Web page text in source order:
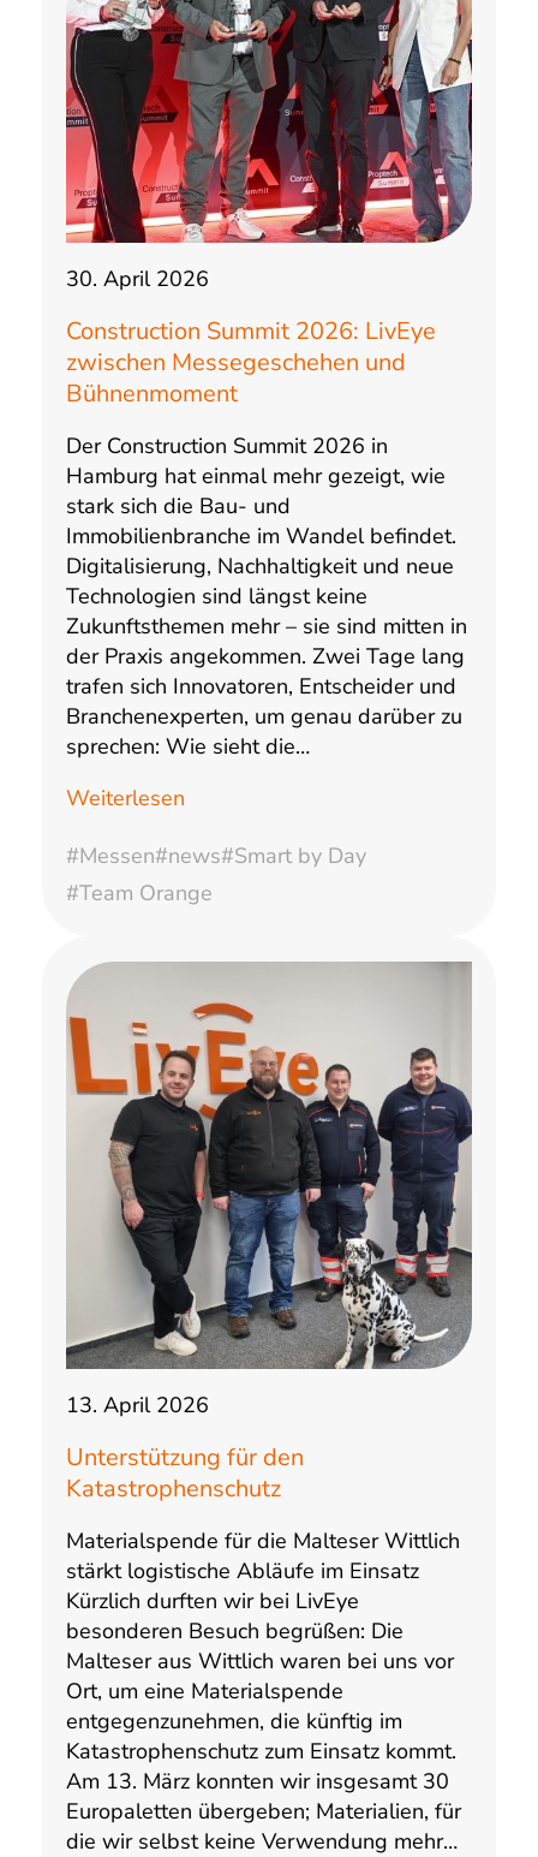
30. April 2026
Construction Summit 2026: LivEye
zwischen Messegeschehen und
Bühnenmoment
Der Construction Summit 2026 in
Hamburg hat einmal mehr gezeigt, wie
stark sich die Bau- und
Immobilienbranche im Wandel befindet.
Digitalisierung, Nachhaltigkeit und neue
Technologien sind längst keine
Zukunftsthemen mehr – sie sind mitten in
der Praxis angekommen. Zwei Tage lang
trafen sich Innovatoren, Entscheider und
Branchenexperten, um genau darüber zu
sprechen: Wie sieht die…
Weiterlesen
#Messen#news#Smart by Day
#Team Orange
13. April 2026
Unterstützung für den
Katastrophenschutz
Materialspende für die Malteser Wittlich
stärkt logistische Abläufe im Einsatz
Kürzlich durften wir bei LivEye
besonderen Besuch begrüßen: Die
Malteser aus Wittlich waren bei uns vor
Ort, um eine Materialspende
entgegenzunehmen, die künftig im
Katastrophenschutz zum Einsatz kommt.
Am 13. März konnten wir insgesamt 30
Europaletten übergeben; Materialien, für
die wir selbst keine Verwendung mehr…